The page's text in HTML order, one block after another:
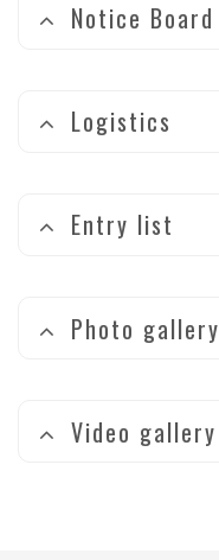
Notice Board
Logistics
Entry list
Photo gallery
Video gallery